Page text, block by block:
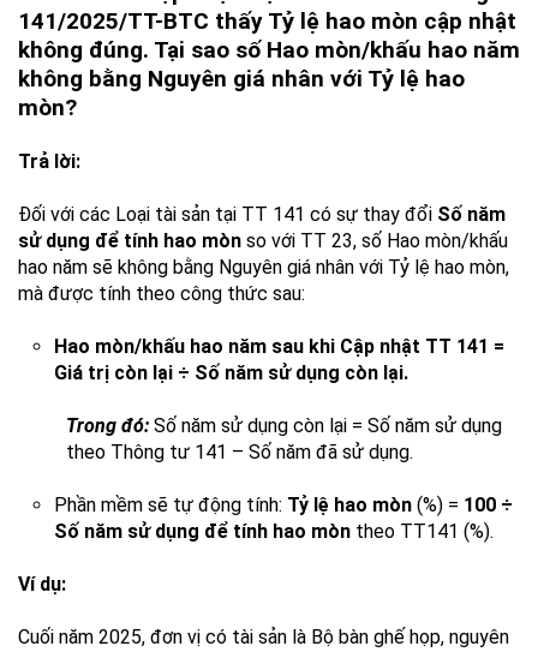
141/2025/TT-BTC thấy Tỷ lệ hao mòn cập nhật
không đúng. Tại sao số Hao mòn/khấu hao năm
không bằng Nguyên giá nhân với Tỷ lệ hao
mòn?
Trả lời:
Đối với các Loại tài sản tại TT 141 có sự thay đổi Số năm
sử dụng để tính hao mòn so với TT 23, số Hao mòn/khấu
hao năm sẽ không bằng Nguyên giá nhân với Tỷ lệ hao mòn,
mà được tính theo công thức sau:
Hao mòn/khấu hao năm sau khi Cập nhật TT 141 =
Giá trị còn lại ÷ Số năm sử dụng còn lại.
Trong đó: Số năm sử dụng còn lại = Số năm sử dụng
theo Thông tư 141 – Số năm đã sử dụng.
Phần mềm sẽ tự động tính: Tỷ lệ hao mòn (%) = 100 ÷
Số năm sử dụng để tính hao mòn theo TT141 (%).
Ví dụ:
Cuối năm 2025, đơn vị có tài sản là Bộ bàn ghế họp, nguyên